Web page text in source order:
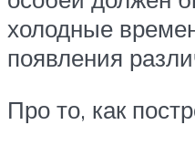
холодные
появления
Про то, как